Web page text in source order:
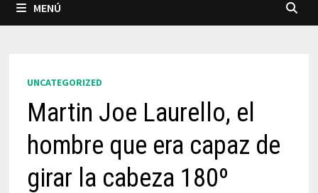
MENÚ
UNCATEGORIZED
Martin Joe Laurello, el
hombre que era capaz de
girar la cabeza 180º